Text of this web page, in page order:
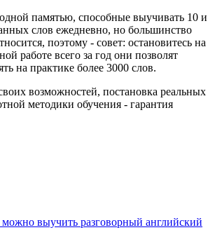
памятью, способные выучивать 10 и
слов ежедневно, но большинство
поэтому - совет: остановитесь на
работе всего за год они позволят
на практике более 3000 слов.
возможностей, постановка реальных
методики обучения - гарантия
можно выучить разговорный английский